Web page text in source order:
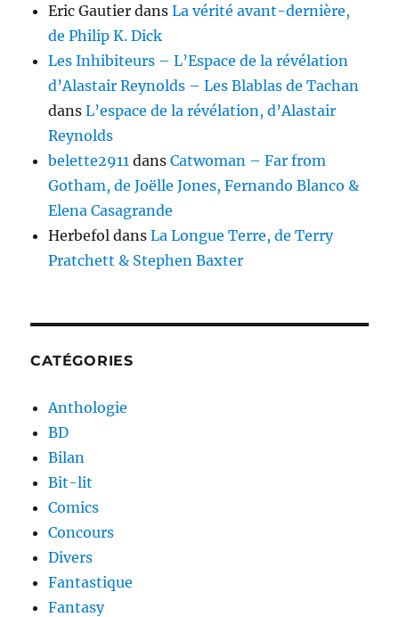
Eric Gautier dansLa vérité avant-dernière,
de Philip K. Dick
Les Inhibiteurs – L’Espace de la révélation
d’Alastair Reynolds – Les Blablas de Tachan
dansL’espace de la révélation, d’Alastair
Reynolds
belette2911 dansCatwoman – Far from
Gotham, de Joëlle Jones, Fernando Blanco &
Elena Casagrande
Herbefol dansLa Longue Terre, de Terry
Pratchett & Stephen Baxter
CATÉGORIES
Anthologie
BD
Bilan
Bit-lit
Comics
Concours
Divers
Fantastique
Fantasy